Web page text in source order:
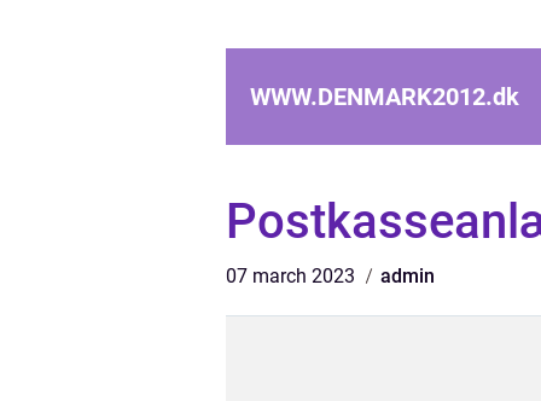
WWW.DENMARK2012.dk
07 march 2023 admin